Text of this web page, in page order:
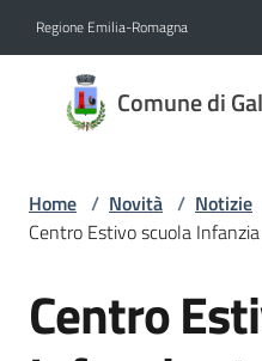
Regione Emilia-Romagna
Comune di
Comune
di
Novità
Menu selezionato
Home / Novità / Notizie
Centro Estivo scuola
Salta al contenuto
Centro